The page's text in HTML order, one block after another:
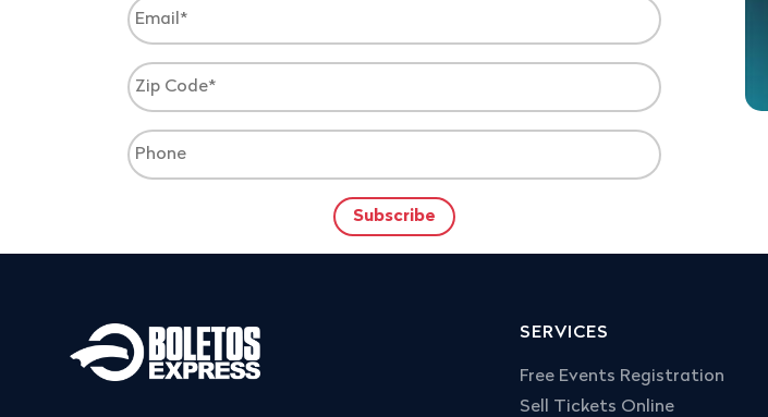
SERVICES
Free Events Registration
Sell Tickets Online